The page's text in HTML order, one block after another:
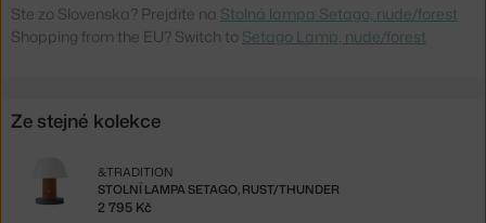
Ste zo Slovenska? Prejdite na Stolná lampa Setago, nude/forest
Shopping from the EU? Switch to Setago Lamp, nude/forest
Ze stejné kolekce
STOLNÍ LAMPA SETAGO, RUST/THUNDER
&TRADITION
2 795 Kč